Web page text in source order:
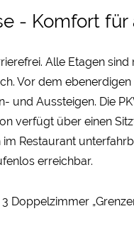
- Komfort
Alle Etagen
Vor dem
und Aussteigen. Die
verfügt über einen
Restaurant
erreichbar.
Doppelzimmer